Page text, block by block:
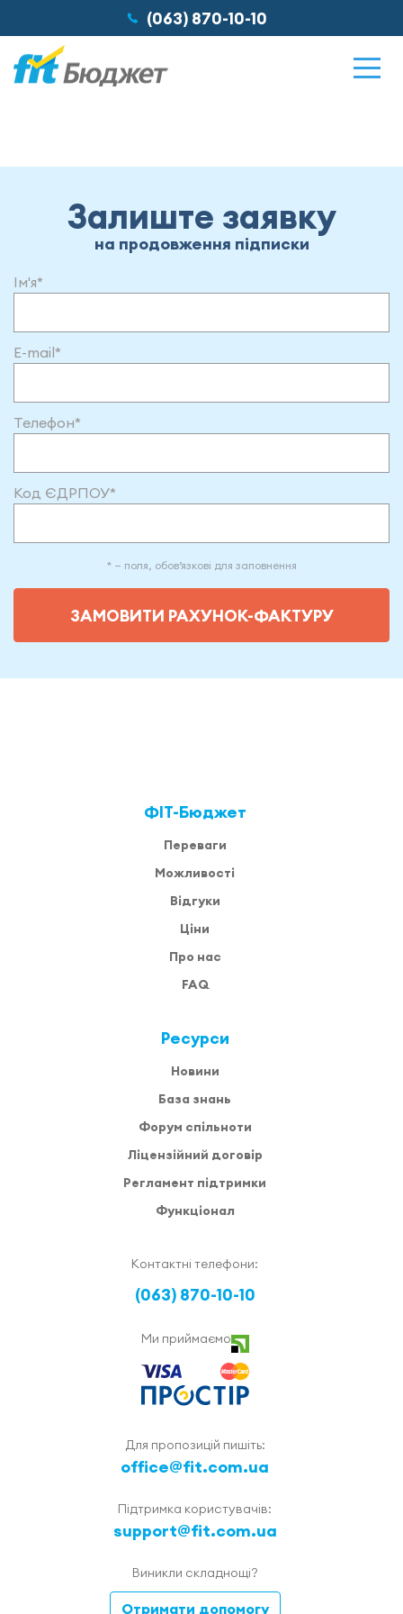
(063) 870-10-10
Можливості
Відгуки
Ціни
Допомога
Відеоуроки
Увійти
Залиште заявку
на продовження підписки
Ім'я*
E-mail*
Телефон*
Код ЄДРПОУ*
* — поля, обов’язкові для заповнення
ЗАМОВИТИ РАХУНОК-ФАКТУРУ
ФІТ-Бюджет
Переваги
Можливості
Відгуки
Ціни
Про нас
FAQ
Ресурси
Новини
База знань
Форум спільноти
Ліцензійний договір
Регламент підтримки
Функціонал
Контактні телефони:
(063) 870-10-10
Ми приймаємо
Для пропозицій пишіть:
office@fit.com.ua
Підтримка користувачів:
support@fit.com.ua
Виникли складнощі?
Отримати допомогу